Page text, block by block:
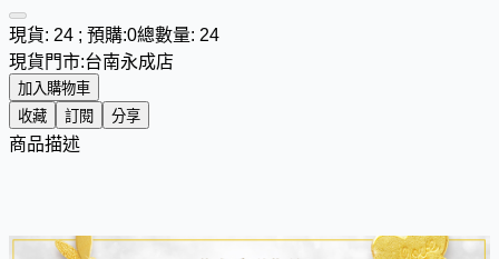
現貨: 24 ; 預購:0總數量: 24
現貨門市:台南永成店
加入購物車
收藏
訂閱 分享
商品描述